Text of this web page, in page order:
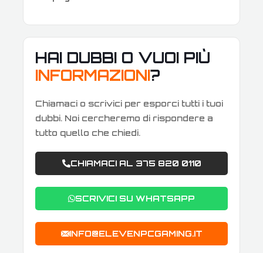
HAI DUBBI O VUOI PIÙ
INFORMAZIONI?
Chiamaci o scrivici per esporci tutti i tuoi
dubbi. Noi cercheremo di rispondere a
tutto quello che chiedi.
CHIAMACI AL 375 820 0110
SCRIVICI SU WHATSAPP
INFO@ELEVENPCGAMING.IT